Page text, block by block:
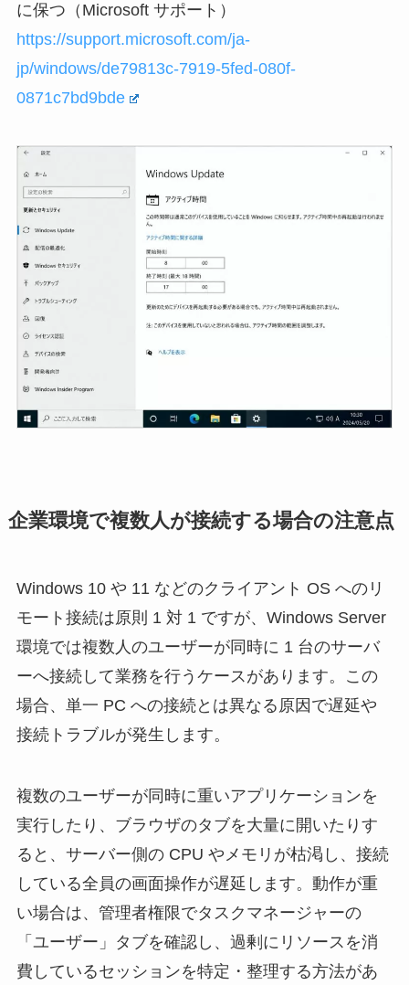
に保つ（Microsoft サポート）
https://support.microsoft.com/ja-
jp/windows/de79813c-7919-5fed-080f-
0871c7bd9bde
企業環境で複数人が接続する場合の注意点
Windows 10 や 11 などのクライアント OS へのリ
モート接続は原則 1 対 1 ですが、Windows Server
環境では複数人のユーザーが同時に 1 台のサーバ
ーへ接続して業務を行うケースがあります。この
場合、単一 PC への接続とは異なる原因で遅延や
接続トラブルが発生します。
複数のユーザーが同時に重いアプリケーションを
実行したり、ブラウザのタブを大量に開いたりす
ると、サーバー側の CPU やメモリが枯渇し、接続
している全員の画面操作が遅延します。動作が重
い場合は、管理者権限でタスクマネージャーの
「ユーザー」タブを確認し、過剰にリソースを消
費しているセッションを特定・整理する方法があ